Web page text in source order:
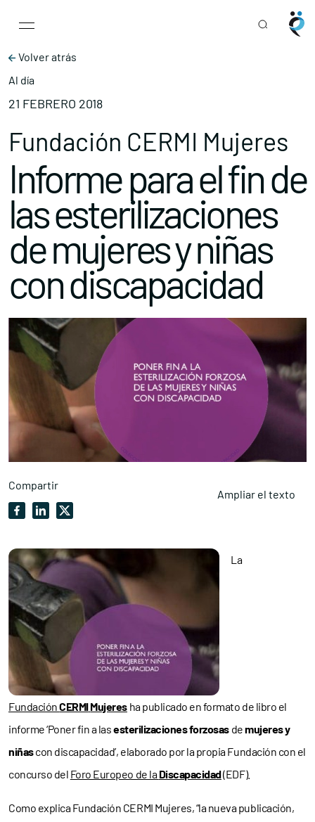
Main Navigation
Volver atrás
Al día
21 FEBRERO 2018
Fundación CERMI Mujeres
Informe para el fin de
las esterilizaciones
de mujeres y niñas
con discapacidad
Compartir
Ampliar el texto
La
FundaciónCERMIMujeresha publicado en formato de libro el
informe ‘Poner fin a lasesterilizaciones forzosas demujeres y
niñascon discapacidad’, elaborado por la propia Fundación con el
concurso del Foro Europeo de laDiscapacidad(EDF).
Como explica Fundación CERMI Mujeres, “la nueva publicación,